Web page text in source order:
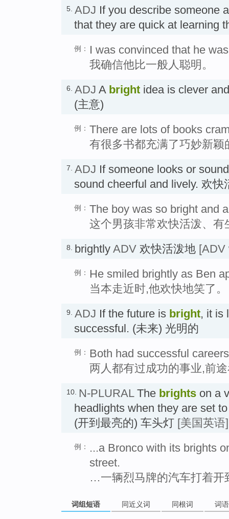
5. ADJ If you describe someone
that they are quick at learning
例：
I was convinced that he
我确信他比一般人聪明。
6. ADJ A bright idea is clever
(主意)
例： There are lots of books
有很多书都充满了巧妙新颖
7. ADJ If someone looks or
sound cheerful and lively. 欢快
例： The boy was so bright and
这个男孩非常欢快活泼、有
8. brightly ADV 欢快活泼地 [ADV
例： He smiled brightly as Ben
当本走近时,他欢快地笑了。
9. ADJ If the future is bright, it is
successful. (未来) 光明的
例： Both had successful
两人都有过成功的事业,前
10. N-PLURALThe brights on a
headlights when they are set
(开到最亮的) 车头灯 [美国英语]
例：
...a Bronco with its brights
street.
…一辆烈马牌的汽车打着开
词组短语 同近义词 同根词 词